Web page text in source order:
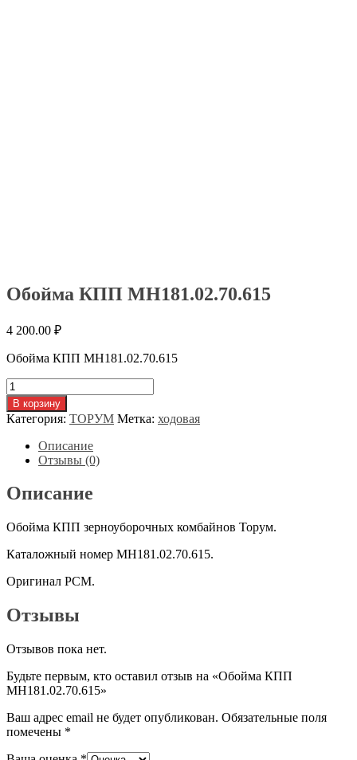
Обойма КПП МН181.02.70.615
4 200.00 ₽
Обойма КПП МН181.02.70.615
Количество
товара
Обойма
КПП
МН181.02.70.615
В корзину
Категория: ТОРУМ Метка: ходовая
Описание
Отзывы (0)
Описание
Обойма КПП зерноуборочных комбайнов Торум.
Каталожный номер МН181.02.70.615.
Оригинал РСМ.
Отзывы
Отзывов пока нет.
Будьте первым, кто оставил отзыв на «Обойма КПП
МН181.02.70.615»
Ваш адрес email не будет опубликован. Обязательные поля
помечены *